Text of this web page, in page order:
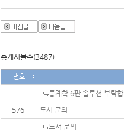
총게시물수(3487)
번호
통계학 6판 솔루션 부탁
576
도서 문의
도서 문의